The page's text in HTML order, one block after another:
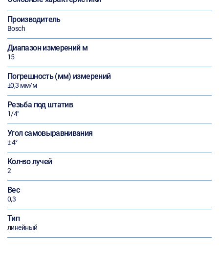
Производитель
Bosch
Диапазон измерений м
15
Погрешность (мм) измерений
±0,3 мм/м
Резьба под штатив
1/4"
Угол самовыравнивания
± 4°
Кол-во лучей
2
Вес
0,3
Тип
линейный